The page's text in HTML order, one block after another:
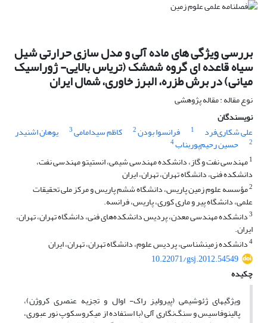
بررسی ویژگی های ماده آلی و مدل سازی حرارتی شیل
سیاه قاعده ای گروه شمشک (تریاس بالایی- ژوراسیک
میانی) در برش طزره، البرز خاوری، شمال ایران
نوع مقاله : مقاله پژوهشی
نویسندگان
علی شکاری‌فرد
1 فرانسوا بودن2 کاظم سیدامامی3 یوهان اشنیدر
2 حسین رحیم‌پوربناب4
1مهندسی نفت و گاز، دانشکده مهندسی شیمی، انستیتو مهندسی نفت،
دانشکده فنی، دانشگاه تهران، تهران، ایران
2مؤسسه علوم زمین پاریس، دانشگاه ششم پاریس و مرکز ملی تحقیقات
علمی، دانشگاه پیر و ماری کوری، پاریس، فرانسه.
3دانشکده مهندسی معدن، پردیس دانشکده‌های فنی، دانشگاه تهران، تهران،
ایران.
4دانشکده زمین‎شناسی، پردیس علوم، دانشگاه تهران، تهران، ایران
10.22071/gsj.2012.54549
چکیده
ویژگی­های ژئوشیمی (پیرولیز راک- اوال و تجزیه عنصری کروژن)،
پالینوفاسیس و سنگ‌نگاری آلی (با استفاده از میکروسکوپ نور عبوری،